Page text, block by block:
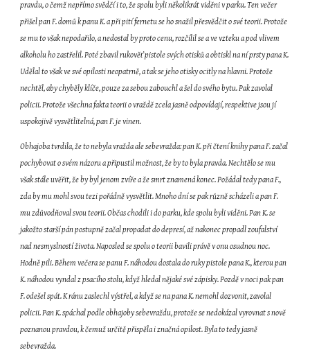
pravdu, o čemž nepřímo svědčí i to, že spolu byli několikrát viděni v parku. Ten večer
přišel pan F. domů k panu K. a při pití fernetu se ho snažil přesvědčit o své teorii. Protože
se mu to však nepodařilo, a nedostal by proto cenu, rozčílil se a ve vzteku a pod vlivem
alkoholu ho zastřelil. Poté zbavil rukověť pistole svých otisků a obtiskl na ní prsty pana K.
Udělal to však ve své opilosti neopatrně, a tak se jeho otisky ocitly na hlavni. Protože
nechtěl, aby chyběly klíče, pouze za sebou zabouchl a šel do svého bytu. Pak zavolal
policii. Protože všechna fakta teorii o vraždě zcela jasně odpovídají, respektive jsou jí
uspokojivě vysvětlitelná, pan F. je vinen.
Obhajoba tvrdila, že to nebyla vražda ale sebevražda: pan K. při čtení knihy pana F. začal
pochybovat o svém názoru a připustil možnost, že by to byla pravda. Nechtělo se mu
však stále uvěřit, že by byl jenom zvíře a že smrt znamená konec. Požádal tedy pana F.,
zda by mu mohl svou tezi pořádně vysvětlit. Mnoho dní se pak různě scházeli a pan F.
mu zdůvodňoval svou teorii. Občas chodili i do parku, kde spolu byli viděni. Pan K. se
jakožto starší pán postupně začal propadat do depresí, až nakonec propadl zoufalství
nad nesmyslností života. Naposled se spolu o teorii bavili právě v onu osudnou noc.
Hodně pili. Během večera se panu F. náhodou dostala do ruky pistole pana K., kterou pan
K. náhodou vyndal z psacího stolu, když hledal nějaké své zápisky. Pozdě v noci pak pan
F. odešel spát. K ránu zaslechl výstřel, a když se na pana K. nemohl dozvonit, zavolal
policii. Pan K. spáchal podle obhajoby sebevraždu, protože se nedokázal vyrovnat s nově
poznanou pravdou, k čemuž určitě přispěla i značná opilost. Byla to tedy jasně
sebevražda.